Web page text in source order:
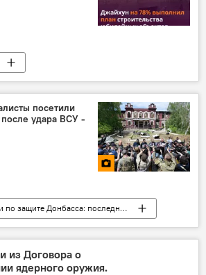
посетили
удара ВСУ -
Спецоперация России по защите Донбасса: последние новости
ЛНР
Украина
из Договора о
ядерного оружия.